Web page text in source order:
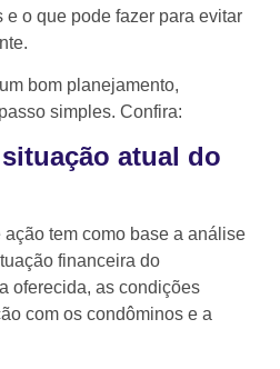
o que pode fazer para evitar
bom planejamento,
simples. Confira:
atual do
tem como base a análise
financeira do
oferecida, as condições
com os condôminos e a